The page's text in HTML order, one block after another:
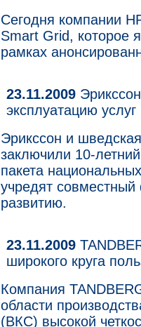
Сегодня компании
Smart Grid, которое
рамках
23.11.2009
эксплуатацию
Эрикссон и
заключили 10-
пакета
учредят
развитию.
23.11.2009
широкого круга
Компания
области
(ВКС) высокой